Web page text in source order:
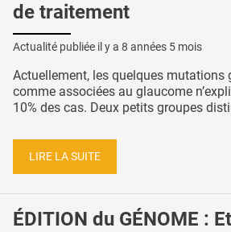
de traitement
Actualité publiée il y a 8 années 5 mois
Actuellement, les quelques mutations
comme associées au glaucome
10% des cas. Deux petits groupes
LIRE LA SUITE
ÉDITION du GÉNOME :